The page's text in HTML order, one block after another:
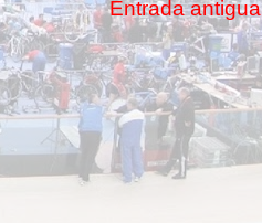
Entrada antigua